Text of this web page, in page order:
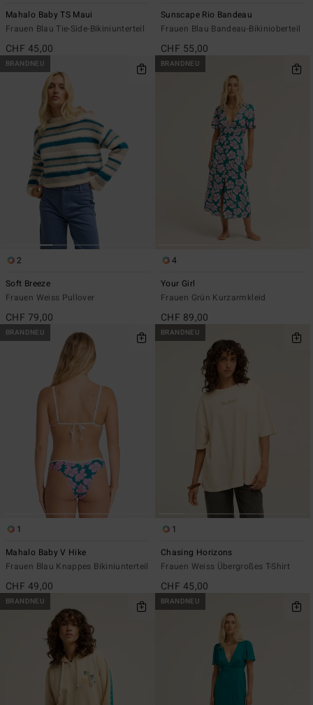
Mahalo Baby TS Maui
Frauen Blau Tie-Side-Bikiniunterteil
CHF 45,00
Sunscape Rio Bandeau
Frauen Blau Bandeau-Bikinioberteil
CHF 55,00
BRANDNEU
2
Soft Breeze
Frauen Weiss Pullover
CHF 79,00
BRANDNEU
4
Your Girl
Frauen Grün Kurzarmkleid
CHF 89,00
BRANDNEU
1
Mahalo Baby V Hike
Frauen Blau Knappes Bikiniunterteil
CHF 49,00
BRANDNEU
1
Chasing Horizons
Frauen Weiss Übergroßes T-Shirt
CHF 45,00
BRANDNEU BRANDNEU